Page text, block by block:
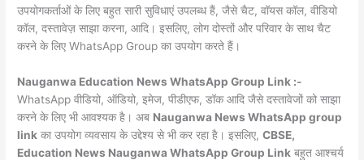
उपयोगकर्ताओं के लिए बहुत सारी सुविधाएं उपलब्ध हैं, जैसे चैट, वॉयस कॉल, वीडियो
कॉल, दस्तावेज़ साझा करना, आदि। इसलिए, लोग दोस्तों और परिवार के साथ चैट
करने के लिए WhatsApp Group का उपयोग करते हैं।
Nauganwa Education News WhatsApp Group Link :-
WhatsApp वीडियो, ऑडियो, इमेज, पीडीएफ, डॉक आदि जैसे दस्तावेजों को साझा
करने के लिए भी आवश्यक है। अब Nauganwa NewsWhatsApp group
link का उपयोग व्यवसाय के उद्देश्य से भी कर रहा है। इसलिए,CBSE,
Education News Nauganwa WhatsApp Group Link बहुत आश्चर्य